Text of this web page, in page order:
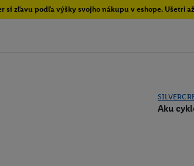
si zľavu podľa výšky svojho nákupu v eshope. Ušetri
Aku